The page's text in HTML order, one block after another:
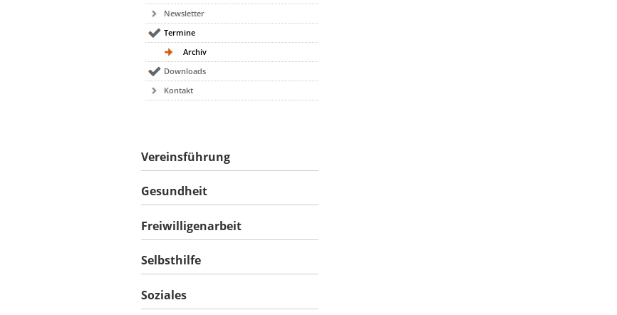
Newsletter
Termine
Archiv
Downloads
Kontakt
Vereinsführung
Gesundheit
Freiwilligenarbeit
Selbsthilfe
Soziales